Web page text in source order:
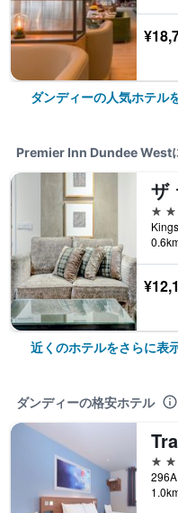
ダンディーの人気ホテル
Premier Inn Dundee West
4つ
近くのホテルをさらに表
ダンディーの格安ホテル
3つ